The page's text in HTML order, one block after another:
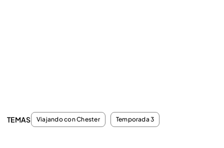
TEMAS Viajando con Chester Temporada 3